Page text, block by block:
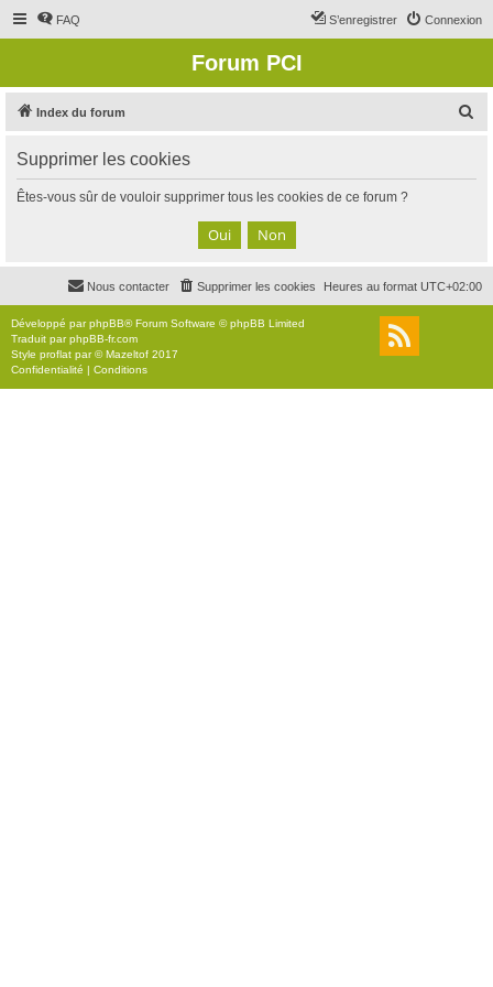
FAQ Connexion
S’enregistrer
Forum PCI
Index du forum
c
Supprimer les cookies
Êtes-vous sûr de vouloir supprimer tous les cookies de ce forum ?
Heures au format UTC+02:00
Supprimer les cookies
Nous contacter
Développé parphpBB® Forum Software © phpBB Limited
Traduit parphpBB-fr.com
Style proflat par ©Mazeltof 2017
Confidentialité | Conditions